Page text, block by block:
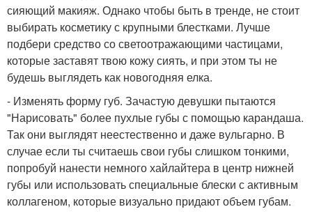
сияющий макияж. Однако чтобы быть в тренде, не стоит
выбирать косметику с крупными блестками. Лучше
подбери средство со светоотражающими частицами,
которые заставят твою кожу сиять, и при этом ты не
будешь выглядеть как новогодняя елка.
- Изменять форму губ. Зачастую девушки пытаются
"Нарисовать" более пухлые губы с помощью карандаша.
Так они выглядят неестественно и даже вульгарно. В
случае если ты считаешь свои губы слишком тонкими,
попробуй нанести немного хайлайтера в центр нижней
губы или использовать специальные блески с активным
коллагеном, которые визуально придают объем губам.